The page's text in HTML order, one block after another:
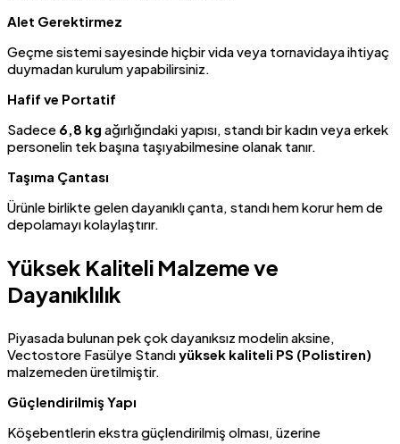
Alet Gerektirmez
Geçme sistemi sayesinde hiçbir vida veya tornavidaya ihtiyaç
duymadan kurulum yapabilirsiniz.
Hafif ve Portatif
Sadece 6,8 kg ağırlığındaki yapısı, standı bir kadın veya erkek
personelin tek başına taşıyabilmesine olanak tanır.
Taşıma Çantası
Ürünle birlikte gelen dayanıklı çanta, standı hem korur hem de
depolamayı kolaylaştırır.
Yüksek Kaliteli Malzeme ve
Dayanıklılık
Piyasada bulunan pek çok dayanıksız modelin aksine,
Vectostore Fasülye Standıyüksek kaliteli PS (Polistiren)
malzemeden üretilmiştir.
Güçlendirilmiş Yapı
Köşebentlerin ekstra güçlendirilmiş olması, üzerine